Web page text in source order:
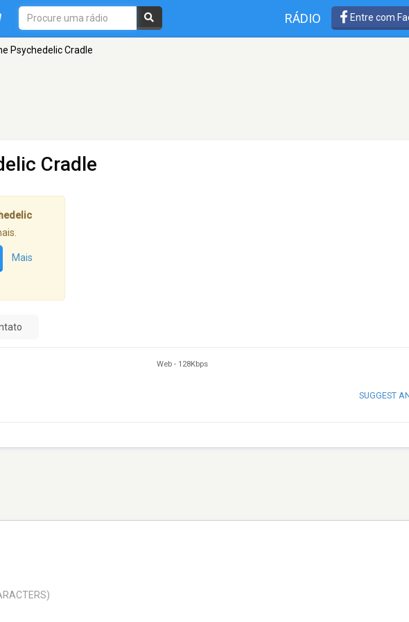
RÁDIO Entre com
Psychedelic Cradle
Cradle
Mais
Web - 128Kbps
SUGGEST